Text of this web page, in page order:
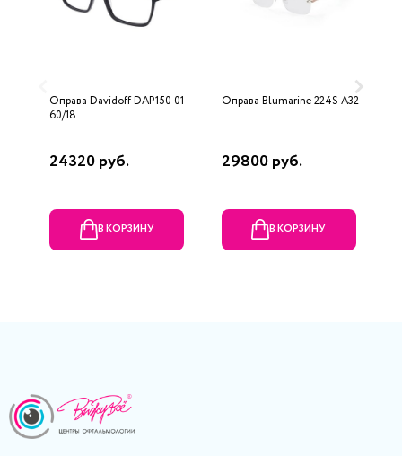
Оправа Davidoff DAP150 01
60/18
24320 руб.
В КОРЗИНУ
Оправа Blumarine 224S A32
29800 руб.
В КОРЗИНУ